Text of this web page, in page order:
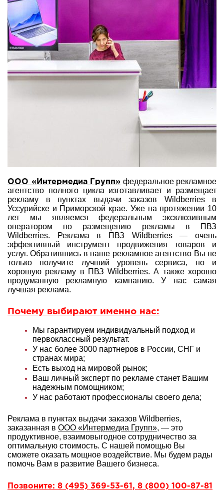
ООО «Интермедиа Групп» федеральное рекламное
агентство полного цикла изготавливает и размещает
рекламу в пунктах выдачи заказов Wildberries в
Уссурийске и Приморской крае. Уже на протяжении 10
лет мы являемся федеральным эксклюзивным
оператором по размещению рекламы в ПВЗ
Wildberries. Реклама в ПВЗ Wildberries — очень
эффективный инструмент продвижения товаров и
услуг. Обратившись в наше рекламное агентство Вы не
только получите лучший уровень сервиса, но и
хорошую рекламу в ПВЗ Wildberries. А также хорошо
продуманную рекламную кампанию. У нас самая
лучшая реклама.
Почему выбирают именно нас:
Мы гарантируем индивидуальный подход и
первоклассный результат.
У нас более 3000 партнеров в России, СНГ и
странах мира;
Есть выход на мировой рынок;
Ваш личный эксперт по рекламе станет Вашим
надежным помощником;
У нас работают профессионалы своего дела;
Реклама в пунктах выдачи заказов Wildberries,
заказанная в ООО «Интермедиа Групп», — это
продуктивное, взаимовыгодное сотрудничество за
оптимальную стоимость. С нашей помощью Вы
сможете оказать мощное воздействие. Мы будем рады
помочь Вам в развитие Вашего бизнеса.
Позвоните: 8 (495) 369-53-61, 8 (800) 100-87-81